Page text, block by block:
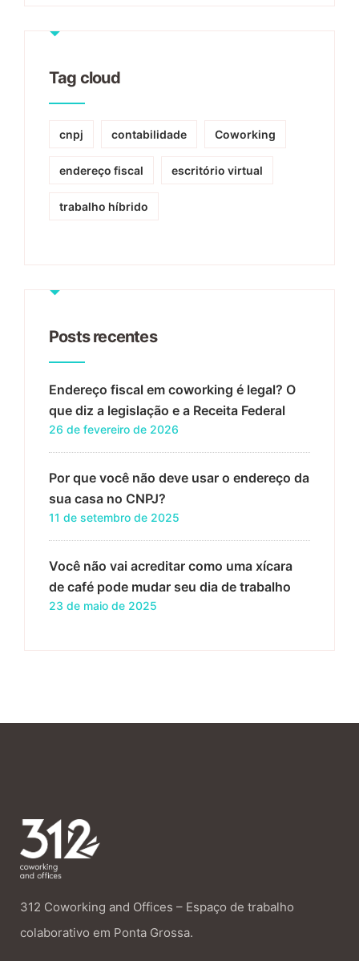
Tag cloud
cnpj contabilidade Coworking
endereço fiscal escritório virtual
trabalho híbrido
Posts recentes
Endereço fiscal em coworking é legal? O
que diz a legislação e a Receita Federal
26 de fevereiro de 2026
Por que você não deve usar o endereço da
sua casa no CNPJ?
11 de setembro de 2025
Você não vai acreditar como uma xícara
de café pode mudar seu dia de trabalho
23 de maio de 2025
312 Coworking and Offices – Espaço de trabalho
colaborativo em Ponta Grossa.